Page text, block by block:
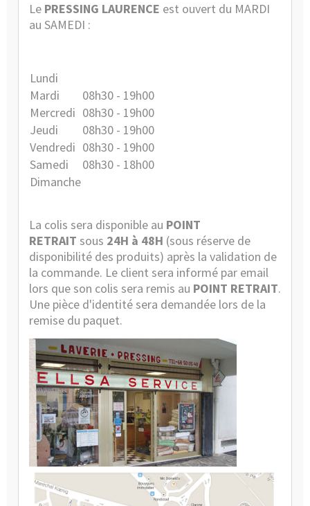
Le PRESSING LAURENCE est ouvert du MARDI
au SAMEDI :
Lundi
Mardi
08h30 - 19h00
Mercredi 08h30 - 19h00
Jeudi
08h30 - 19h00
Vendredi 08h30 - 19h00
Samedi
08h30 - 18h00
Dimanche
La colis sera disponible au POINT
RETRAIT sous 24H à 48H (sous réserve de
disponibilité des produits) après la validation de
la commande. Le client sera informé par email
lors que son colis sera remis au POINT RETRAIT.
Une pièce d'identité sera demandée lors de la
remise du paquet.